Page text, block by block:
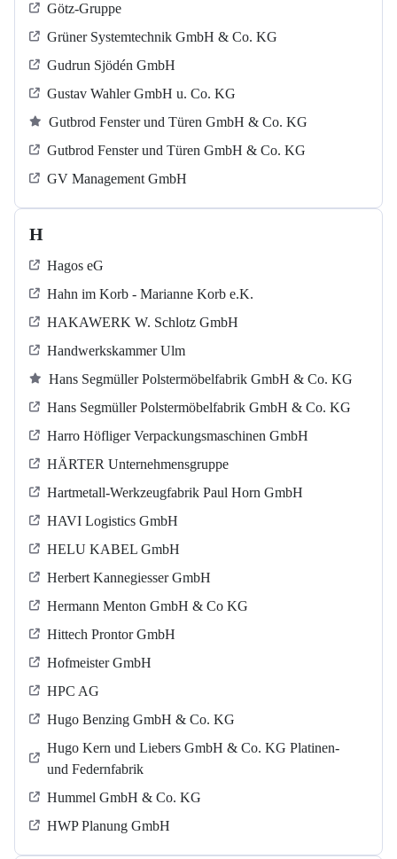
Götz-Gruppe
Grüner Systemtechnik GmbH & Co. KG
Gudrun Sjödén GmbH
Gustav Wahler GmbH u. Co. KG
Gutbrod Fenster und Türen GmbH & Co. KG
Gutbrod Fenster und Türen GmbH & Co. KG
GV Management GmbH
H
Hagos eG
Hahn im Korb - Marianne Korb e.K.
HAKAWERK W. Schlotz GmbH
Handwerkskammer Ulm
Hans Segmüller Polstermöbelfabrik GmbH & Co. KG
Hans Segmüller Polstermöbelfabrik GmbH & Co. KG
Harro Höfliger Verpackungsmaschinen GmbH
HÄRTER Unternehmensgruppe
Hartmetall-Werkzeugfabrik Paul Horn GmbH
HAVI Logistics GmbH
HELU KABEL GmbH
Herbert Kannegiesser GmbH
Hermann Menton GmbH & Co KG
Hittech Prontor GmbH
Hofmeister GmbH
HPC AG
Hugo Benzing GmbH & Co. KG
Hugo Kern und Liebers GmbH & Co. KG Platinen-
und Federnfabrik
Hummel GmbH & Co. KG
HWP Planung GmbH